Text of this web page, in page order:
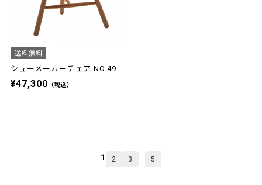
シューメーカーチェア NO.49
¥47,300 （税込）
1 2 3 5